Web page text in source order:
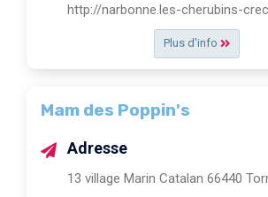
Plus d'info
http://narbonne.les-cherubins-
Mam des Poppin's
Adresse
13 village Marin Catalan 66440